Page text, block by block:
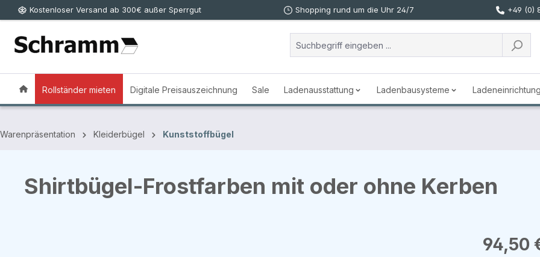
Hauptinhalt springen
Zur Suche springen
Zur Hauptnavigation springen
Kostenloser Versand ab 300€ außer Sperrgut Shopping rund um die Uhr 24/7 +49 (0)
Rollständer mieten Digitale Preisauszeichnung Sale Ladenausstattung Ladenbausysteme Ladeneinrichtung
Warenpräsentation Kleiderbügel Kunststoffbügel
Shirtbügel-Frostfarben mit oder ohne Kerben
Regulärer
94,50